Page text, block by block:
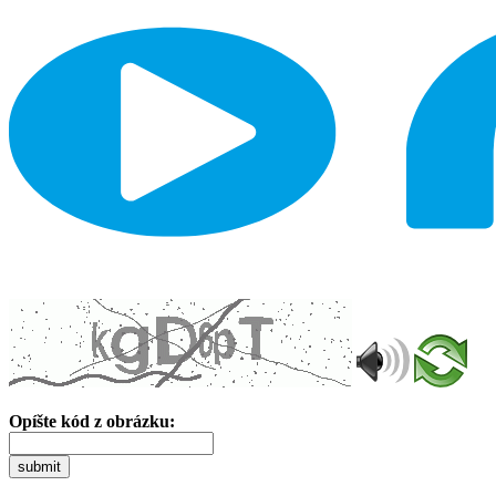
Opíšte kód z obrázku:
submit